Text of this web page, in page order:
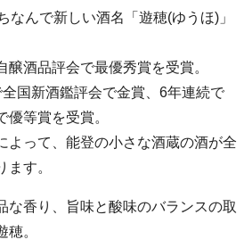
なんで新しい酒名「遊穂(ゆうほ)」
醸酒品評会で最優秀賞を受賞。
国新酒鑑評会で金賞、6年連続で
等賞を受賞。
よって、能登の小さな酒蔵の酒が全
ます。
な香り、旨味と酸味のバランスの取
。